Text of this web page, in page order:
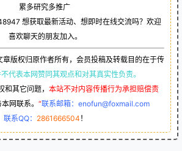
累多研究多推广
想获取最新活动、想即时在线交流吗？欢迎
喜欢聊天的朋友加入。
章版权归原作者所有，会员投稿及转载目的在于传
代表本网赞同其观点和对其真实性负责。
其它问题， 本站不对内容传播行为承担赔偿责
网联系。 “联系邮箱：enofun@foxmail.com
联系QQ： 2861666504 ！